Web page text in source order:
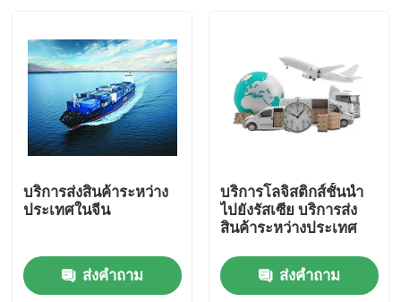
สินค้า
บริการส่งสินค้าระหว่าง
ประเทศในจีน
ส่งคำถาม
บริการโลจิสติกส์ชั้นนํา
ไปยังรัสเซีย บริการส่ง
สินค้าระหว่างประเทศ
ส่งคำถาม